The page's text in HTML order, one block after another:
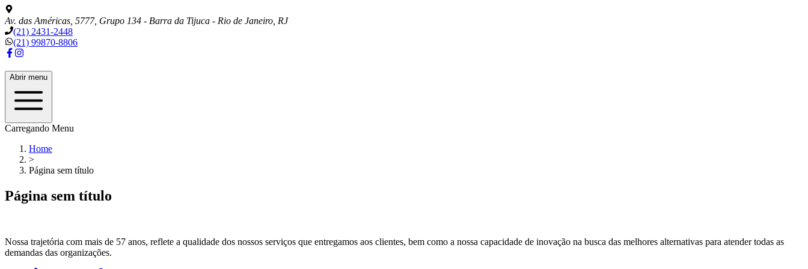
Av. das Américas, 5777, Grupo 134 - Barra da Tijuca - Rio de Janeiro, RJ
(21) 2431-2448
(21) 99870-8806
Abrir menu
Carregando Menu
Home
>
Página sem título
Página sem título
Nossa trajetória com mais de 57 anos, reflete a qualidade dos nossos serviços que entregamos aos clientes, bem como a nossa capacidade de inovação na busca das melhores alternativas para atender todas as
demandas das organizações.